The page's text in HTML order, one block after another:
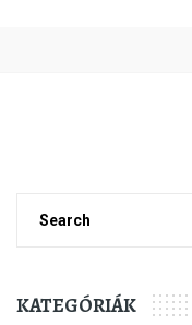
KATEGÓRIÁK